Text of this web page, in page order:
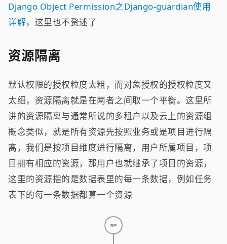
Django Object Permission之Django-guardian使用
详解，这里也不赘述了
资源隔离
默认权限的授权粒度太粗，而对象授权的授权粒度又
太细，资源隔离就是在两者之间取一个平衡。这里所
讲的资源隔离与通常所说的多租户以及云上的资源组
概念类似，就是所有资源先按照业务或是项目进行隔
离，我们是按项目维度进行隔离，用户所属项目，项
目拥有相应的资源，那用户也就继承了项目的资源，
这里的资源指的是数据表里的每一条数据，例如任务
表下的每一条数据都算一个资源